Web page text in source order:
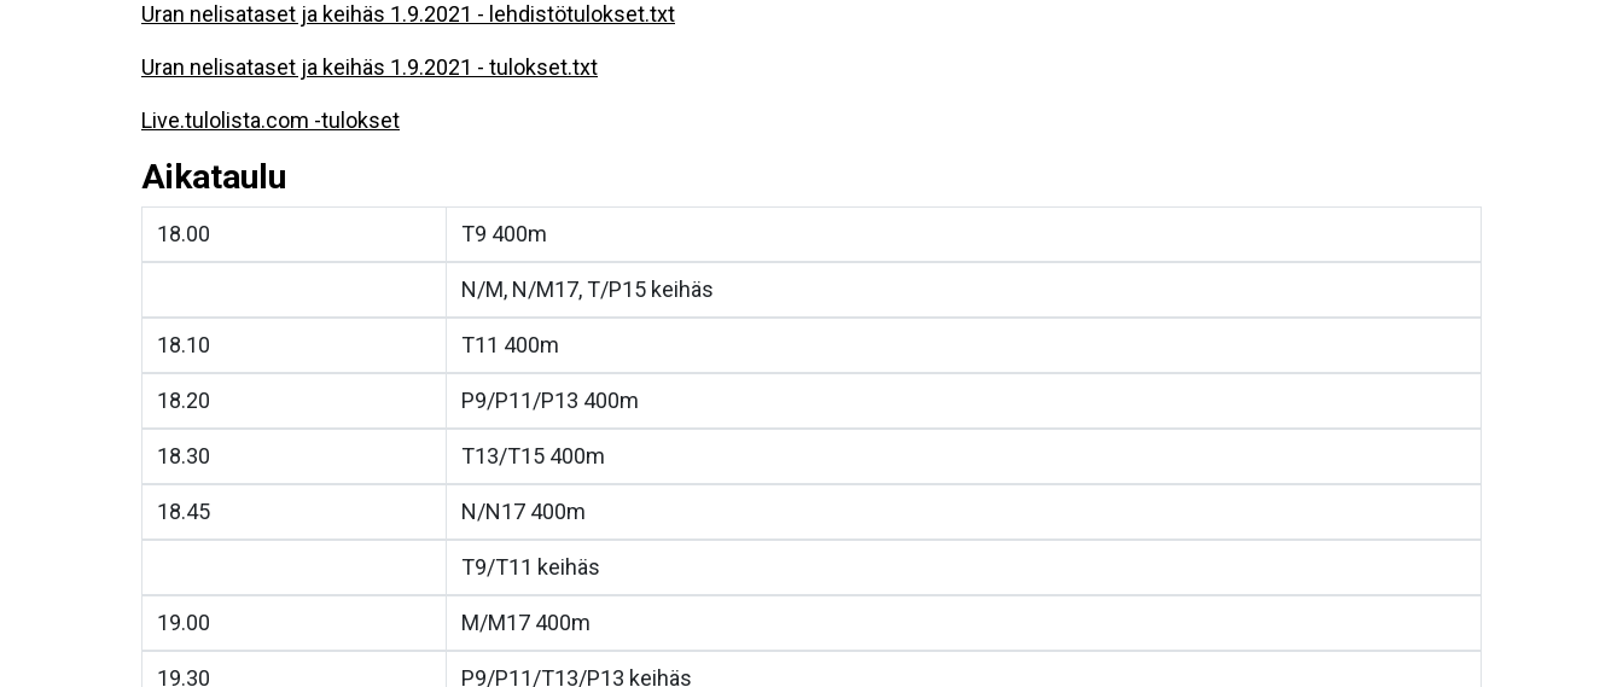
Uran nelisataset ja keihäs 1.9.2021 - lehdistötulokset.txt
Uran nelisataset ja keihäs 1.9.2021 - tulokset.txt
Live.tulolista.com -tulokset
Aikataulu
18.00 T9 400m
N/M, N/M17, T/P15 keihäs
18.10 T11 400m
18.20 P9/P11/P13 400m
18.30 T13/T15 400m
18.45 N/N17 400m
T9/T11 keihäs
19.00 M/M17 400m
19.30 P9/P11/T13/P13 keihäs